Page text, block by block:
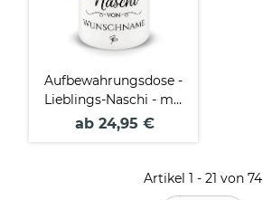
Aufbewahrungsdose -
Lieblings-Naschi - mit
Name
ab 24,95 €
Artikel 1 - 21 von 74